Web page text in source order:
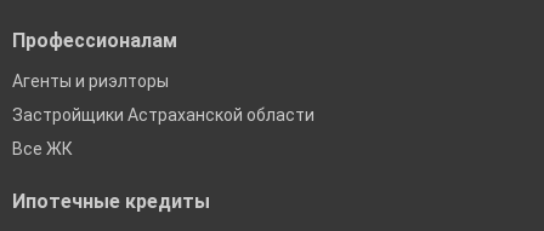
Профессионалам
Агенты и риэлторы
Застройщики Астраханской области
Все ЖК
Ипотечные кредиты